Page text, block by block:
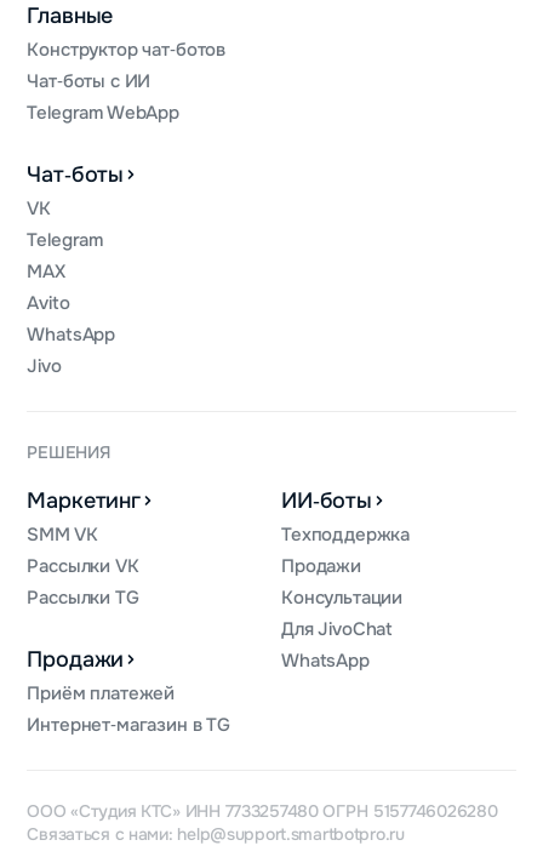
Главные
Конструктор чат‑ботов
Чат‑боты с ИИ
Telegram WebApp
Чат‑боты
VK
Telegram
MAX
Avito
WhatsApp
Jivo
РЕШЕНИЯ
Маркетинг
SMM VK
Рассылки VK
Рассылки TG
Продажи
Приём платежей
Интернет‑магазин в TG
ИИ‑боты
Техподдержка
Продажи
Консультации
Для JivoChat
WhatsApp
ООО «Студия КТС» ИНН 7733257480 ОГРН 5157746026280
Связаться с нами: help@support.smartbotpro.ru